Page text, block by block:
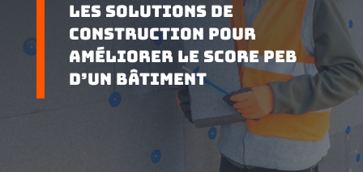
Les solutions de
construction pour
améliorer le score PEB
d’un bâtiment